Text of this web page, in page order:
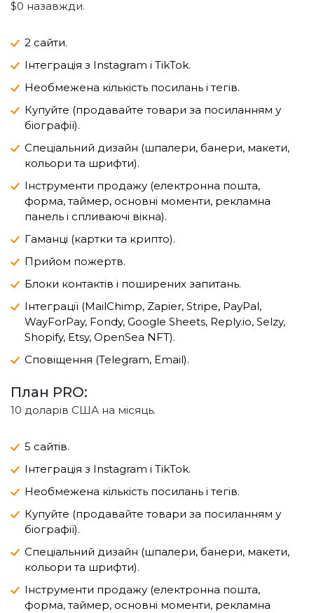
$0 назавжди.
2 сайти.
Інтеграція з Instagram і TikTok.
Необмежена кількість посилань і тегів.
Купуйте (продавайте товари за посиланням у
біографії).
Спеціальний дизайн (шпалери, банери, макети,
кольори та шрифти).
Інструменти продажу (електронна пошта,
форма, таймер, основні моменти, рекламна
панель і спливаючі вікна).
Гаманці (картки та крипто).
Прийом пожертв.
Блоки контактів і поширених запитань.
Інтеграції (MailChimp, Zapier, Stripe, PayPal,
WayForPay, Fondy, Google Sheets, Reply.io, Selzy,
Shopify, Etsy, OpenSea NFT).
Сповіщення (Telegram, Email).
План PRO:
10 доларів США на місяць.
5 сайтів.
Інтеграція з Instagram і TikTok.
Необмежена кількість посилань і тегів.
Купуйте (продавайте товари за посиланням у
біографії).
Спеціальний дизайн (шпалери, банери, макети,
кольори та шрифти).
Інструменти продажу (електронна пошта,
форма, таймер, основні моменти, рекламна